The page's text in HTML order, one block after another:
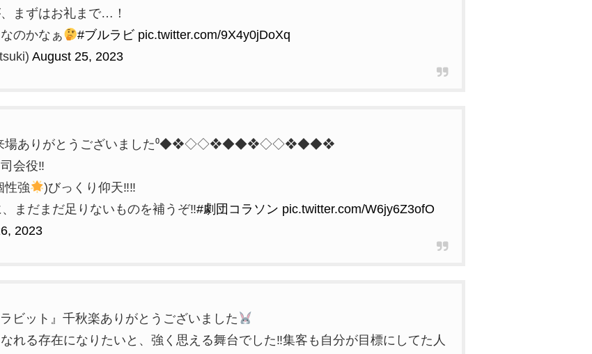
まずはお礼まで…！
のかなぁ
#ブルラビ pic.twitter.com/9X4y0jDoXq
August 25, 2023
りがとうございました⁰◆❖◇◇❖◆◆❖◇◇❖◆◆❖
会役‼︎
性強
)びっくり仰天‼︎‼︎
まだまだ足りないものを補うぞ‼︎#劇団コラソン pic.twitter.com/W6jy6Z3ofO
2023
ビット』千秋楽ありがとうございました
れる存在になりたいと、強く思える舞台でした‼︎集客も自分が目標にしてた人